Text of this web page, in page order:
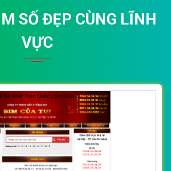
SỐ ĐẸP CÙNG LĨNH
VỰC